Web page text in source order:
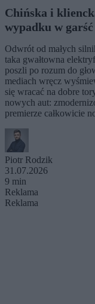
Chińska i
wypadku w
Odwrót od małych
taka gwałtowna
poszli po rozum do
mediach wręcz
się wracać na dobre
nowych aut:
premierze całkowicie
Piotr Rodzik
31.07.2026
9 min
Reklama
Reklama